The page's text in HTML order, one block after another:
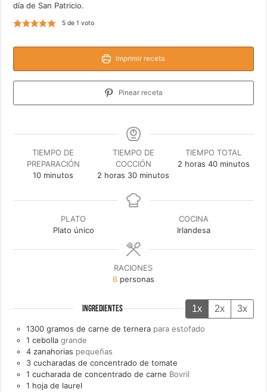
día de San Patricio.
5de 1 voto
Imprimir receta
Pinear receta
TIEMPO DE
PREPARACIÓN
10minutos
minutos
TIEMPO DE
COCCIÓN
2 horas
horas 30minutos
minutos
TIEMPO TOTAL
2horas
horas 40minutos
minutos
PLATO
Plato único
COCINA
Irlandesa
RACIONES
6 personas
INGREDIENTES 1x 2x 3x
1300 gramos de carne de ternera para estofado
1 cebolla grande
4 zanahorias pequeñas
3 cucharadas de concentrado de tomate
1 cucharada de concentrado de carne Bovril
1 hoja de laurel